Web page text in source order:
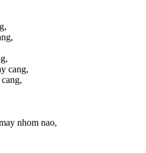
cang,
nhom nao,